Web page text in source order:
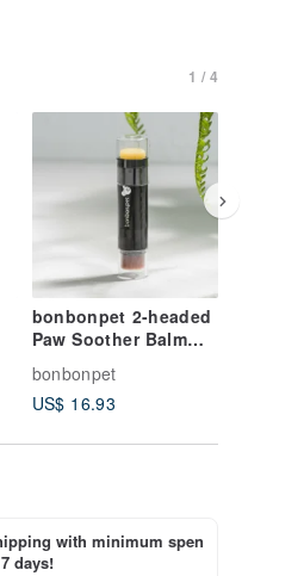
1 / 4
bonbonpet 2-headed
Paw Soother Balm
extract
bonbonpet
US$ 16.93
with minimum spen
days!